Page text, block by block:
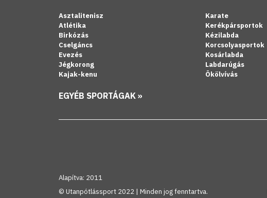
Asztalitenisz
Atlétika
Birkózás
Cselgáncs
Evezés
Jégkorong
Kajak-kenu
Karate
Kerékpársportok
Kézilabda
Korcsolyasportok
Kosárlabda
Labdarúgás
Ökölvívás
EGYÉB SPORTÁGAK »
Alapítva: 2011
© Utanpótlássport 2022 | Minden jog fenntartva.